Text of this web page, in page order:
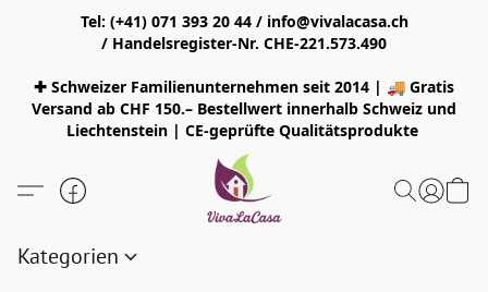
Tel: (+41) 071 393 20 44 / info@vivalacasa.ch
/ Handelsregister-Nr. CHE-221.573.490
✚ Schweizer Familienunternehmen seit 2014 | 🚚 Gratis
Versand ab CHF 150.– Bestellwert innerhalb Schweiz und
Liechtenstein | CE-geprüfte Qualitätsprodukte
Kategorien